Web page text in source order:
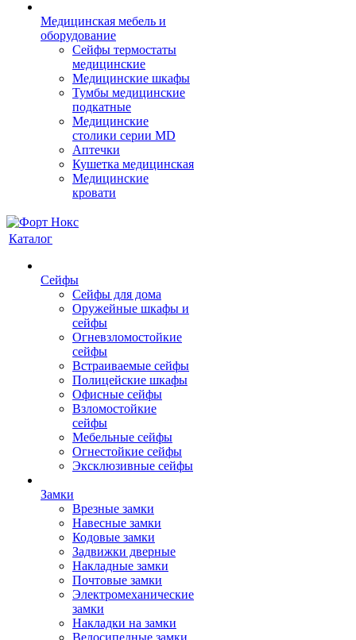
Медицинская мебель и
оборудование
Сейфы термостаты
медицинские
Медицинские шкафы
Тумбы медицинские
подкатные
Медицинские
столики серии MD
Аптечки
Кушетка медицинская
Медицинские
кровати
Каталог
Сейфы
Сейфы для дома
Оружейные шкафы и
сейфы
Огневзломостойкие
сейфы
Встраиваемые сейфы
Полицейские шкафы
Офисные сейфы
Взломостойкие
сейфы
Мебельные сейфы
Огнестойкие сейфы
Эксклюзивные сейфы
Замки
Врезные замки
Навесные замки
Кодовые замки
Задвижки дверные
Накладные замки
Почтовые замки
Электромеханические
замки
Накладки на замки
Велосипедные замки